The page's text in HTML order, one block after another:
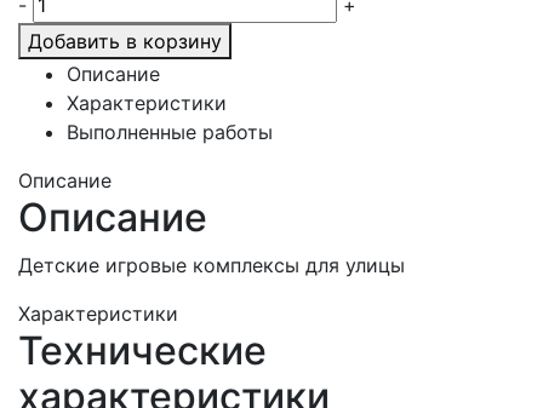
-
+
Добавить в корзину
Описание
Характеристики
Выполненные работы
Описание
Описание
Детские игровые комплексы для улицы
Характеристики
Технические
характеристики